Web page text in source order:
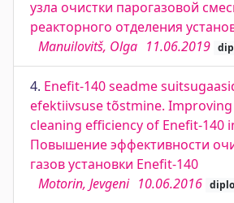
узла очистки парогазовой
реакторного отделения
Manuilovitš, Olga 11.06.2019
4. Enefit-140 seadme
efektiivsuse tõstmine.
cleaning efficiency of Enefit-140
Повышение эффективности
газов установки Enefit-140
Motorin, Jevgeni 10.06.2016